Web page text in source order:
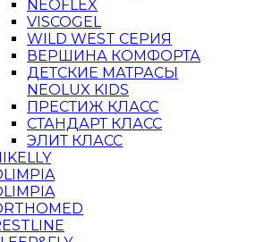
NEOFLEX
VISCOGEL
WILD WEST СЕРИЯ
ВЕРШИНА КОМФОРТА
ДЕТСКИЕ МАТРАСЫ
NEOLUX KIDS
ПРЕСТИЖ КЛАСС
СТАНДАРТ КЛАСС
ЭЛИТ КЛАСС